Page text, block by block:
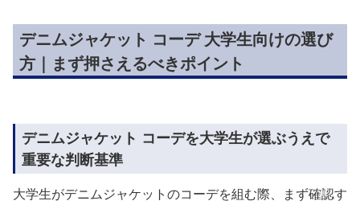
デニムジャケット コーデ 大学生向けの選び
方｜まず押さえるべきポイント
デニムジャケット コーデを大学生が選ぶうえで
重要な判断基準
大学生がデニムジャケットのコーデを組む際、まず確認す